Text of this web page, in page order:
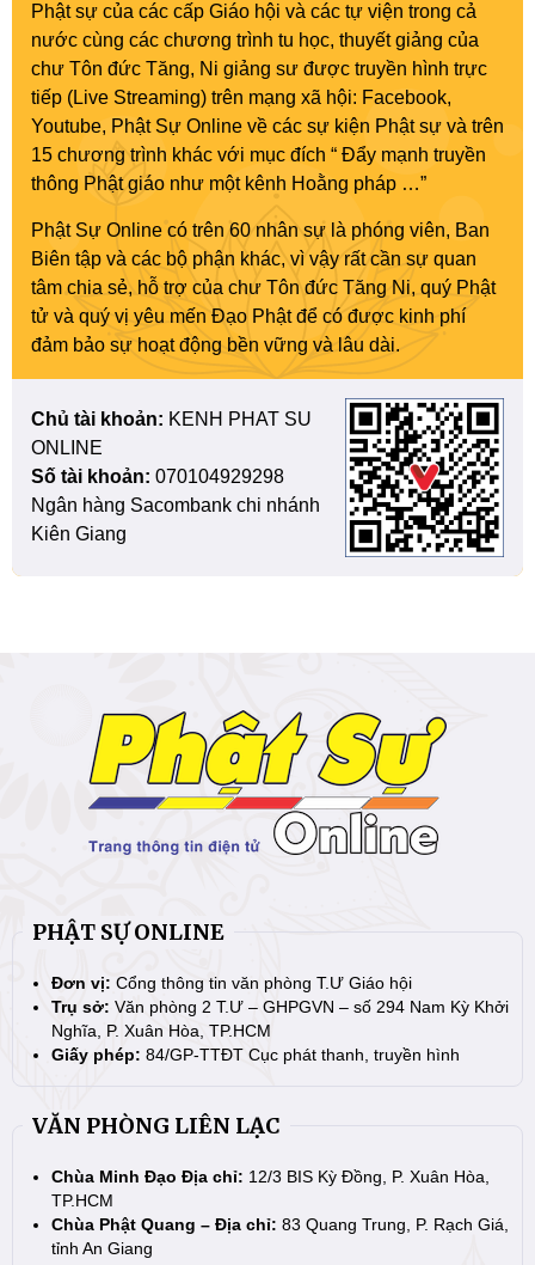
Phật sự của các cấp Giáo hội và các tự viện trong cả
nước cùng các chương trình tu học, thuyết giảng của
chư Tôn đức Tăng, Ni giảng sư được truyền hình trực
tiếp (Live Streaming) trên mạng xã hội: Facebook,
Youtube, Phật Sự Online về các sự kiện Phật sự và trên
15 chương trình khác với mục đích “ Đẩy mạnh truyền
thông Phật giáo như một kênh Hoằng pháp …”
Phật Sự Online có trên 60 nhân sự là phóng viên, Ban
Biên tập và các bộ phận khác, vì vậy rất cần sự quan
tâm chia sẻ, hỗ trợ của chư Tôn đức Tăng Ni, quý Phật
tử và quý vị yêu mến Đạo Phật để có được kinh phí
đảm bảo sự hoạt động bền vững và lâu dài.
Chủ tài khoản: KENH PHAT SU
ONLINE
Số tài khoản: 070104929298
Ngân hàng Sacombank chi nhánh
Kiên Giang
PHẬT SỰ ONLINE
Đơn vị: Cổng thông tin văn phòng T.Ư Giáo hội
Trụ sở: Văn phòng 2 T.Ư – GHPGVN – số 294 Nam Kỳ Khởi
Nghĩa, P. Xuân Hòa, TP.HCM
Giấy phép: 84/GP-TTĐT Cục phát thanh, truyền hình
VĂN PHÒNG LIÊN LẠC
Chùa Minh Đạo Địa chỉ: 12/3 BIS Kỳ Đồng, P. Xuân Hòa,
TP.HCM
Chùa Phật Quang – Địa chỉ: 83 Quang Trung, P. Rạch Giá,
tỉnh An Giang